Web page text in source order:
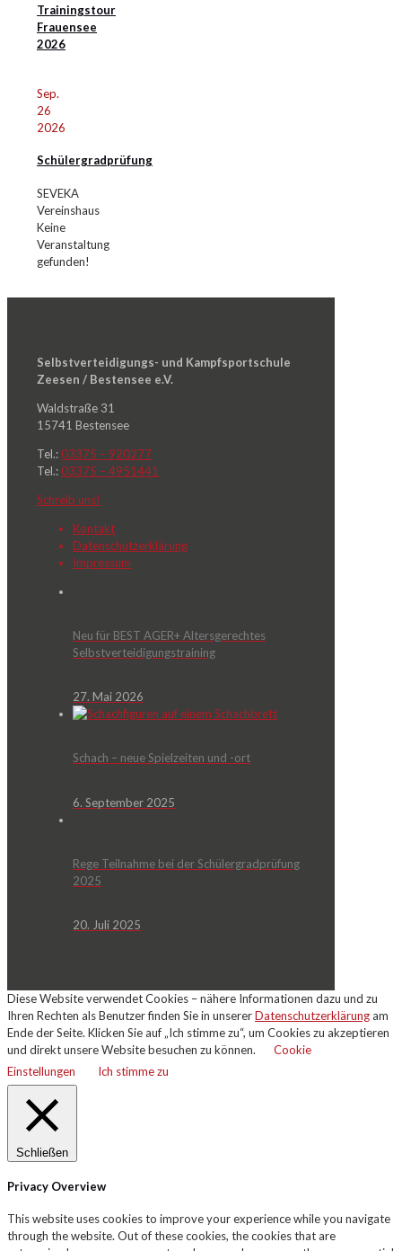
Trainingstour
Frauensee
2026
Sep.
26
2026
Schülergradprüfung
SEVEKA
Vereinshaus
Keine
Veranstaltung
gefunden!
Selbstverteidigungs- und Kampfsportschule
Zeesen / Bestensee e.V.
Waldstraße 31
15741 Bestensee
Tel.: 03375 – 920277
Tel.: 03375 – 4951441
Schreib uns!
Kontakt
Datenschutzerklärung
Impressum
Neu für BEST AGER+ Altersgerechtes
Selbstverteidigungstraining
27. Mai 2026
Schach – neue Spielzeiten und -ort
6. September 2025
Rege Teilnahme bei der Schülergradprüfung
2025
20. Juli 2025
Diese Website verwendet Cookies – nähere Informationen dazu und zu
Ihren Rechten als Benutzer finden Sie in unsererDatenschutzerklärungam
Ende der Seite. Klicken Sie auf „Ich stimme zu“, um Cookies zu akzeptieren
und direkt unsere Website besuchen zu können.
Cookie
Einstellungen
Ich stimme zu
Schließen
Privacy Overview
This website uses cookies to improve your experience while you navigate
through the website. Out of these cookies, the cookies that are